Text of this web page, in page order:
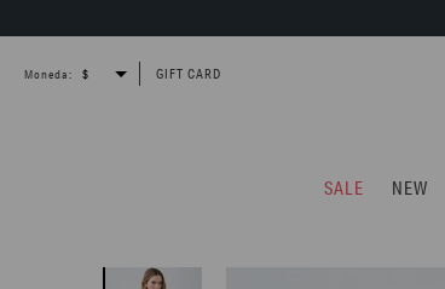
SALE NEW
Moneda: GIFT CARD